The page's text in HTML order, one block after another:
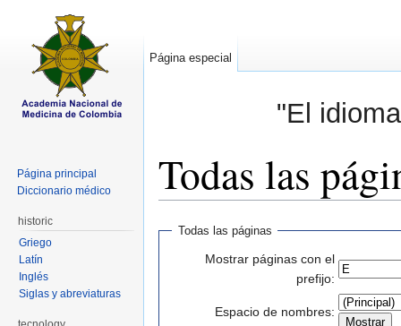
"El
Todas las
Todas las páginas
Mostrar páginas con el
prefijo:
Espacio de nombres:
Página especial
Página principal
Diccionario médico
historic
Griego
Latín
Inglés
Siglas y abreviaturas